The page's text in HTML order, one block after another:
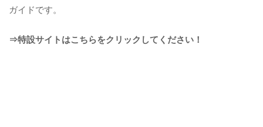
ガイドです。
⇒特設サイトはこちらをクリックしてください！